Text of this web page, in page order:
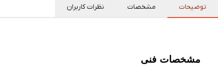
توضیحات مشخصات نظرات کاربران
مشخصات فنی